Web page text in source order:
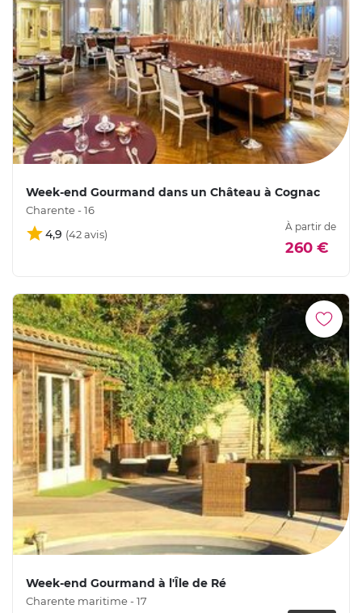
Week-end Gourmand dans un Château à Cognac
Charente - 16
4,9
À partir de
260 €
Week-end Gourmand à l'Île de Ré
Charente maritime - 17